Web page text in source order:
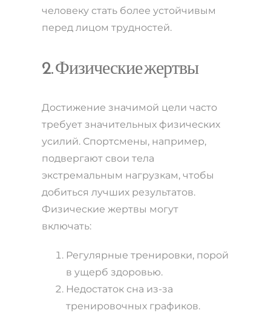
человеку стать более устойчивым
перед лицом трудностей.
2. Физические жертвы
Достижение значимой цели часто
требует значительных физических
усилий. Спортсмены, например,
подвергают свои тела
экстремальным нагрузкам, чтобы
добиться лучших результатов.
Физические жертвы могут
включать:
Регулярные тренировки, порой
в ущерб здоровью.
Недостаток сна из-за
тренировочных графиков.